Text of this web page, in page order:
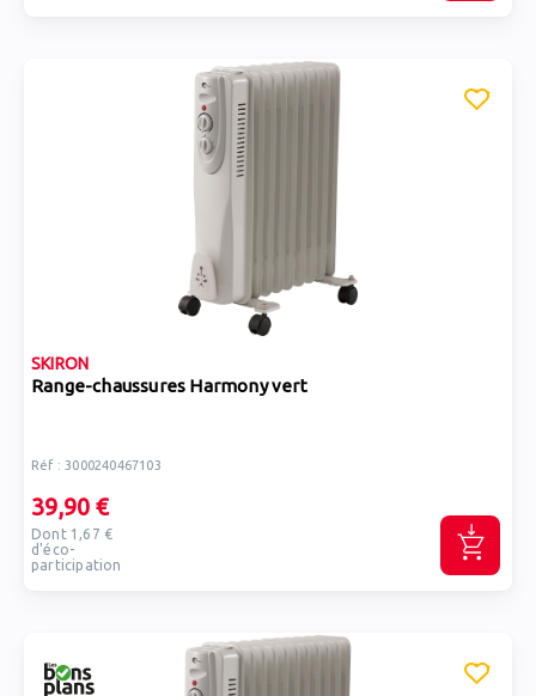
SKIRON
Range-chaussures Harmony vert
Réf : 3000240467103
39,90 €
Dont 1,67 €
d'éco-
participation